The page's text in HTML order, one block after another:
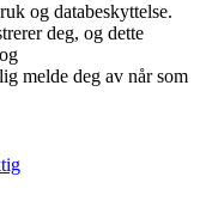
og databeskyttelse.
deg, og dette
melde deg av når som